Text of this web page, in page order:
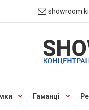
Гаманці